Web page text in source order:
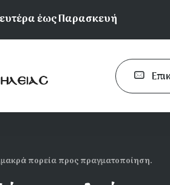
έως Παρασκευή
πορεία προς πραγματοποίηση.